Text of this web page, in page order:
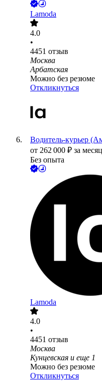
Lamoda
4.0
•
4451 отзыв
Москва
Арбатская
Можно без резюме
Откликнуться
Водитель-курьер
от 262 000 ₽ за
Без опыта
Lamoda
4.0
•
4451 отзыв
Москва
Кунцевская и еще 1
Можно без резюме
Откликнуться